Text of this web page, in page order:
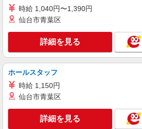
時給 1,040円〜1,390円
仙台市青葉区
詳細を見る
ホールスタッフ
時給 1,150円
仙台市青葉区
詳細を見る